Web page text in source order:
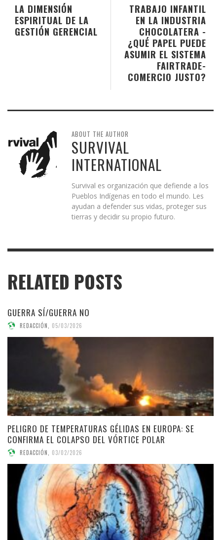
TRABAJO INFANTIL
EN LA INDUSTRIA
CHOCOLATERA -
¿QUÉ PAPEL PUEDE
ASUMIR EL SISTEMA
FAIRTRADE-
COMERCIO JUSTO?
LA DIMENSIÓN
ESPIRITUAL DE LA
GESTIÓN GERENCIAL
ABOUT THE AUTHOR
SURVIVAL
INTERNATIONAL
Survival es organización que defiende a los
Pueblos Indígenas en todo el mundo. Les
ayudan a defender sus vidas, proteger sus
tierras y decidir su propio futuro.
RELATED POSTS
GUERRA SÍ/GUERRA NO
REDACCIÓN 05/03/2026
PELIGRO DE TEMPERATURAS GÉLIDAS EN EUROPA: SE
CONFIRMA EL COLAPSO DEL VÓRTICE POLAR
REDACCIÓN 03/02/2026